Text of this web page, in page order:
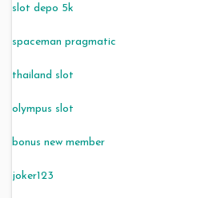
slot depo 5k
spaceman pragmatic
thailand slot
olympus slot
bonus new member
joker123